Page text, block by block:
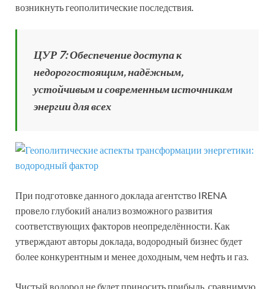
возникнуть геополитические последствия.
ЦУР 7:Обеспечение доступа к
недорогостоящим, надёжным,
устойчивым и современным источникам
энергии для всех
При подготовке данного доклада агентство IRENA
провело глубокий анализ возможного развития
соответствующих факторов неопределённости. Как
утверждают авторы доклада, водородный бизнес будет
более конкурентным и менее доходным, чем нефть и газ.
Чистый водород не будет приносить прибыль, сравнимую